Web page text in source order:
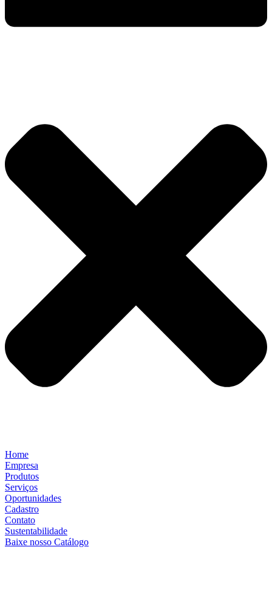
Home
Empresa
Produtos
Serviços
Oportunidades
Cadastro
Contato
Sustentabilidade
Baixe nosso Catálogo